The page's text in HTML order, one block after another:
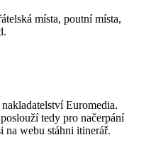
místa, poutní místa,
Euromedia.
tedy pro načerpání
na webu stáhni itinerář.